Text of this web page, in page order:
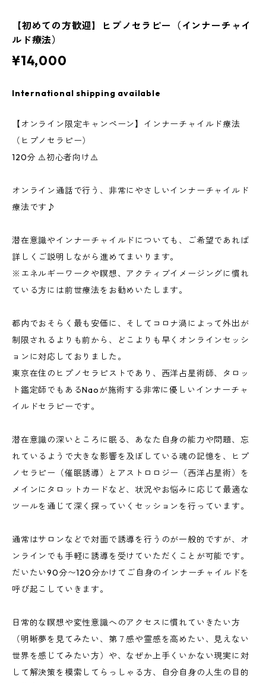
【初めての方歓迎】ヒプノセラピー（インナーチャイ
ルド療法）
¥14,000
International shipping available
【オンライン限定キャンペーン】インナーチャイルド療法
（ヒプノセラピー）
120分 ⚠️初心者向け⚠️
オンライン通話で行う、非常にやさしいインナーチャイルド
療法です♪
潜在意識やインナーチャイルドについても、ご希望であれば
詳しくご説明しながら進めてまいります。
※エネルギーワークや瞑想、アクティブイメージングに慣れ
ている方には前世療法をお勧めいたします。
都内でおそらく最も安価に、そしてコロナ渦によって外出が
制限されるよりも前から、どこよりも早くオンラインセッシ
ョンに対応しておりました。
東京在住のヒプノセラピストであり、西洋占星術師、タロッ
ト鑑定師でもあるNaoが施術する非常に優しいインナーチャ
イルドセラピーです。
潜在意識の深いところに眠る、あなた自身の能力や問題、忘
れているようで大きな影響を及ぼしている魂の記憶を、ヒプ
ノセラピー（催眠誘導）とアストロロジー（西洋占星術）を
メインにタロットカードなど、状況やお悩みに応じて最適な
ツールを通じて深く探っていくセッションを行っています。
通常はサロンなどで対面で誘導を行うのが一般的ですが、オ
ンラインでも手軽に誘導を受けていただくことが可能です。
だいたい90分〜120分かけてご自身のインナーチャイルドを
呼び起こしていきます。
日常的な瞑想や変性意識へのアクセスに慣れていきたい方
（明晰夢を見てみたい、第７感や霊感を高めたい、見えない
世界を感じてみたい方）や、なぜか上手くいかない現実に対
して解決策を模索してらっしゃる方、自分自身の人生の目的